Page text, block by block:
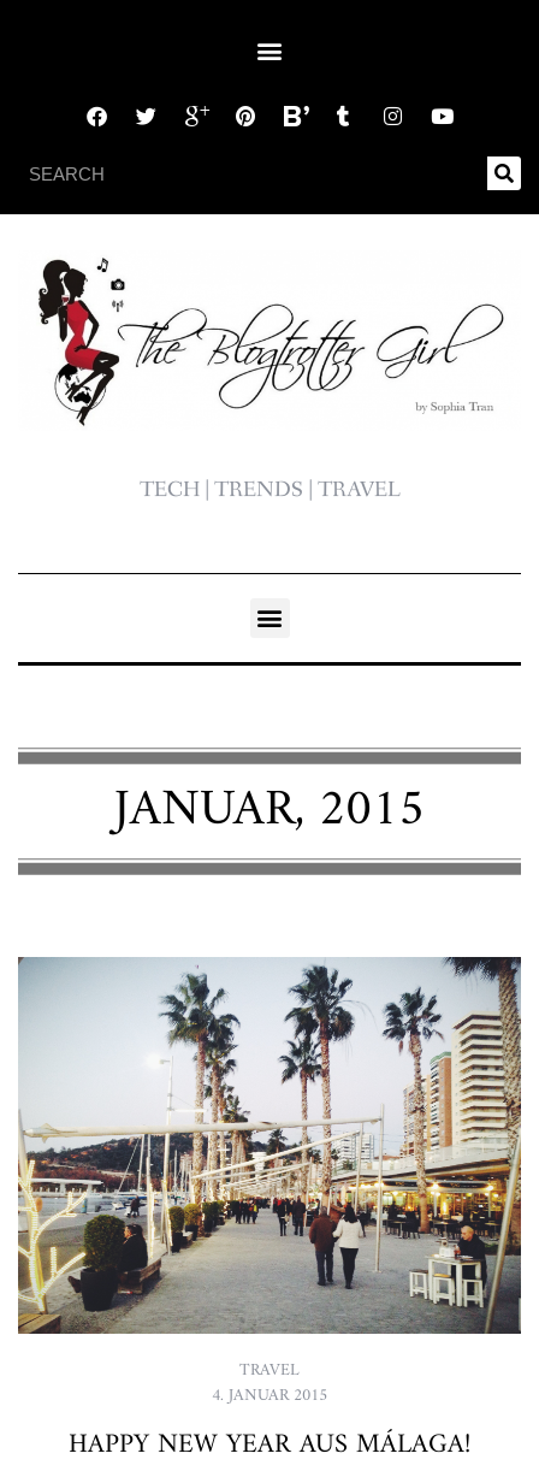
TECH | TRENDS | TRAVEL
JANUAR, 2015
TRAVEL
4. JANUAR 2015
HAPPY NEW YEAR AUS MÁLAGA!